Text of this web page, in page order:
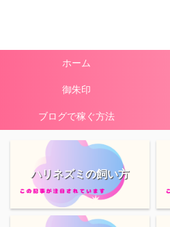
ホーム
御朱印
ブログで稼ぐ方法
ハリネズミの飼い方